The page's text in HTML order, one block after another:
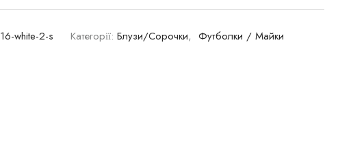
white-2-s Категорії: Блузи/Сорочки, Футболки / Майки